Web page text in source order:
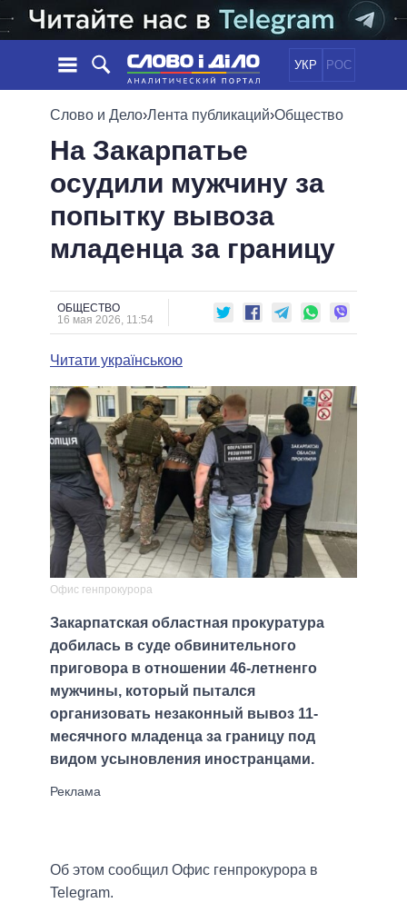
УКР РОС
НОВОСТИ
ЛЕНТА
СОБЫТИЯ
СТАТЬИ
ОБЗОРЫ
ДАЙДЖЕСТЫ
ПОЛИТИКА
ЭКОНОМИКА
ОБЩЕСТВО
ОБЕЩАНИЯ
ПОЛИТИКИ
ВСЕ ПОЛИТИКИ
ПРЕЗИДЕНТ И ОФИС
ВЕРХОВНАЯ РАДА
КАБИНЕТ МИНИСТРОВ
МЭРЫ
ВСЕ ПЕРСОНЫ
ИНФОГРАФИКА
ПОДДЕРЖАТЬ
СРАВНЕНИЕ ПОЛИТИКОВ
Слово и Дело›Лента публикаций›Общество
На Закарпатье
осудили мужчину за
попытку вывоза
младенца за границу
ОБЩЕСТВО
16 мая 2026, 11:54
Читати українською
Офис генпрокурора
Закарпатская областная прокуратура
добилась в суде обвинительного
приговора в отношении 46-летненго
мужчины, который пытался
организовать незаконный вывоз 11-
месячного младенца за границу под
видом усыновления иностранцами.
Об этом сообщил Офис генпрокурора в
Telegram.